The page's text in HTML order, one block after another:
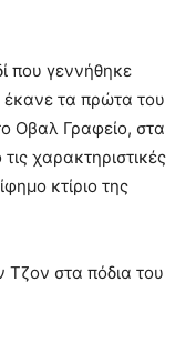
που γεννήθηκε
έκανε τα πρώτα του
Οβαλ Γραφείο, στα
χαρακτηριστικές
κτίριο της